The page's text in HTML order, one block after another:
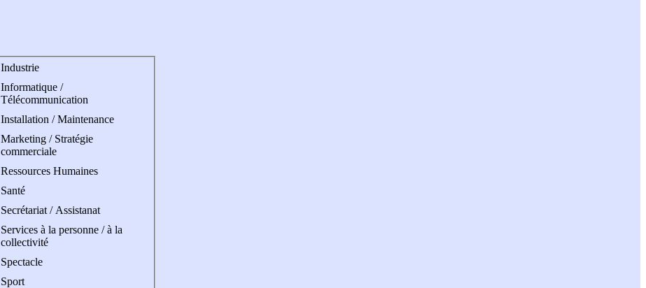
Industrie
Informatique /
Télécommunication
Installation / Maintenance
Marketing / Stratégie
commerciale
Ressources Humaines
Santé
Secrétariat / Assistanat
Services à la personne / à la
collectivité
Spectacle
Sport